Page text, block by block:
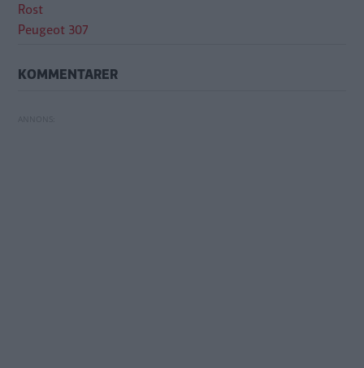
Rost
Peugeot 307
KOMMENTARER